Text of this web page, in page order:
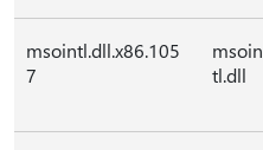
msointl.dll.x86.105
7
msoin
tl.dll